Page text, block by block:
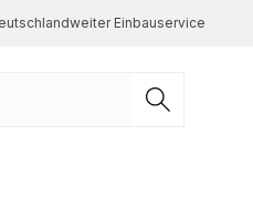
Einbauservice